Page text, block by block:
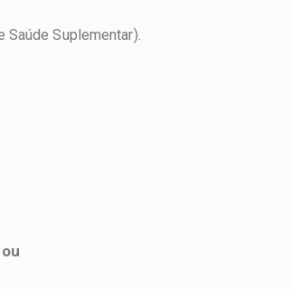
Saúde Suplementar).